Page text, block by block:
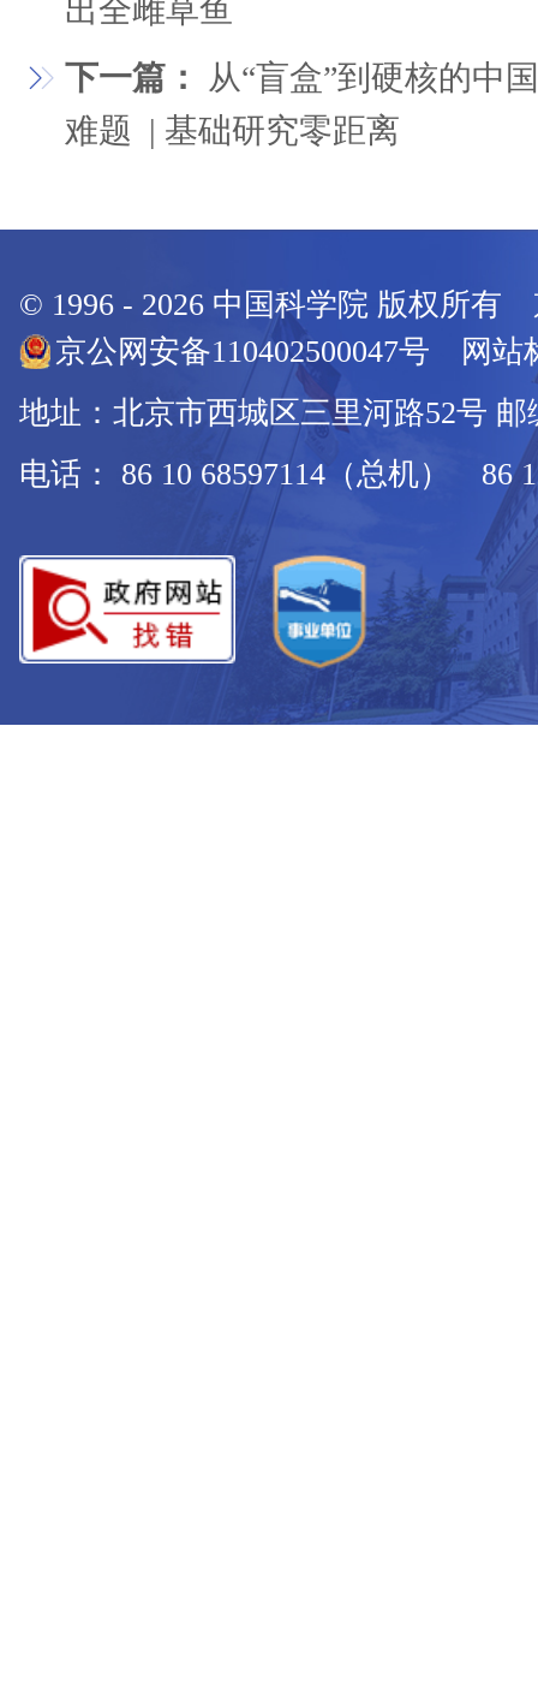
出全雌草鱼
下一篇： 从“盲盒”到硬核的中
难题 | 基础研究零距离
© 1996 - 2026 中国科学院 版权所有
京公网安备110402500047号 网站
地址：北京市西城区三里河路52号 邮
电话： 86 10 68597114（总机） 86